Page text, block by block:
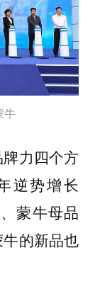
牛
力四个方
逆势增长
蒙牛母品
的新品也